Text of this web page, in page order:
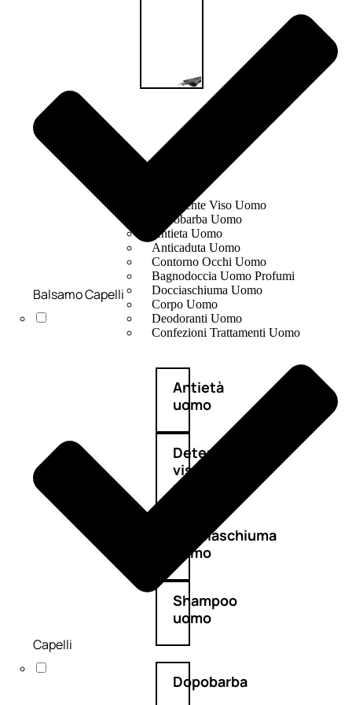
Detergente Viso Uomo
Dopobarba Uomo
Antieta Uomo
Anticaduta Uomo
Contorno Occhi Uomo
Bagnodoccia Uomo Profumi
Docciaschiuma Uomo
Corpo Uomo
Deodoranti Uomo
Confezioni Trattamenti Uomo
Antietà
uomo
Detergente
viso
uomo
Docciaschiuma
uomo
Shampoo
uomo
Dopobarba
Balsamo Capelli
Capelli